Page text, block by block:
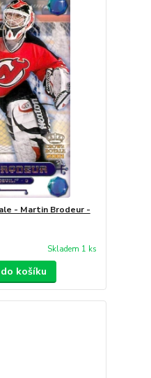
- Martin Brodeur -
Skladem 1 ks
košíku